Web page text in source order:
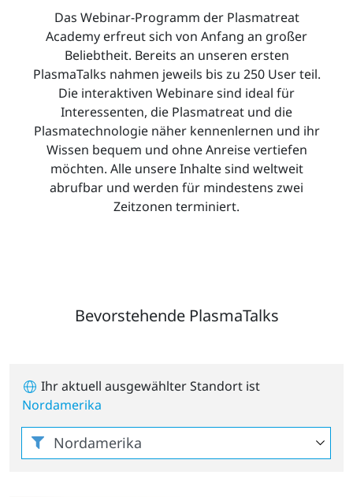
Das Webinar-Programm der Plasmatreat
Academy erfreut sich von Anfang an großer
Beliebtheit. Bereits an unseren ersten
PlasmaTalks nahmen jeweils bis zu 250 User teil.
Die interaktiven Webinare sind ideal für
Interessenten, die Plasmatreat und die
Plasmatechnologie näher kennenlernen und ihr
Wissen bequem und ohne Anreise vertiefen
möchten. Alle unsere Inhalte sind weltweit
abrufbar und werden für mindestens zwei
Zeitzonen terminiert.
Bevorstehende PlasmaTalks
Ihr aktuell ausgewählter Standort ist
Nordamerika